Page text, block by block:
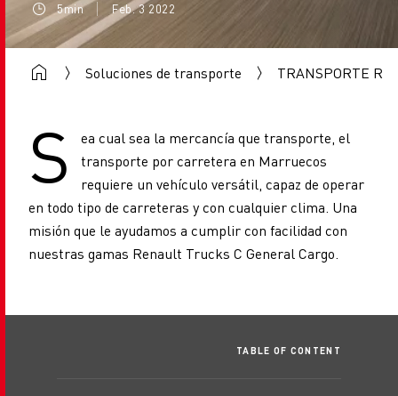
5min Feb. 3 2022
Soluciones de transporte TRANSPORTE
S
ea cual sea la mercancía que transporte, el
transporte por carretera en Marruecos
requiere un vehículo versátil, capaz de operar
en todo tipo de carreteras y con cualquier clima. Una
misión que le ayudamos a cumplir con facilidad con
nuestras gamas Renault Trucks C General Cargo.
TABLE OF CONTENT